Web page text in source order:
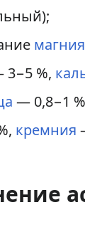
магния
%,
— 0,8−1
кремния